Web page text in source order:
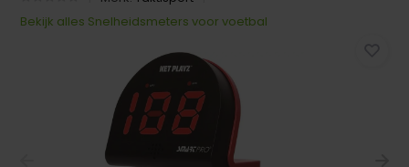
Bekijk alles Snelheidsmeters voor voetbal